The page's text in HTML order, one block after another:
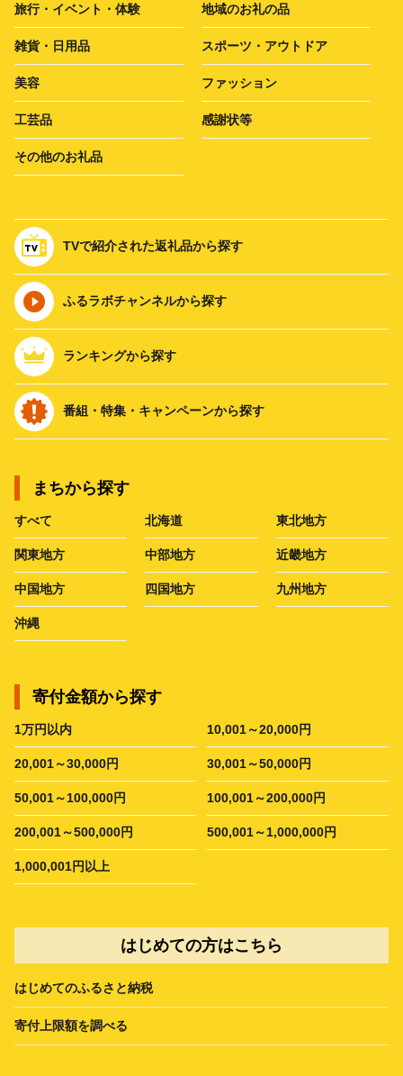
旅行・イベント・体験 地域のお礼の品
雑貨・日用品 スポーツ・アウトドア
美容 ファッション
工芸品 感謝状等
その他のお礼品
TVで紹介された返礼品から探す
ふるラボチャンネルから探す
ランキングから探す
番組・特集・キャンペーンから探す
まちから探す
すべて 北海道 東北地方
関東地方 中部地方 近畿地方
中国地方 四国地方 九州地方
沖縄
寄付金額から探す
1万円以内 10,001～20,000円
20,001～30,000円 30,001～50,000円
50,001～100,000円 100,001～200,000円
200,001～500,000円 500,001～1,000,000円
1,000,001円以上
はじめての方はこちら
はじめてのふるさと納税
寄付上限額を調べる